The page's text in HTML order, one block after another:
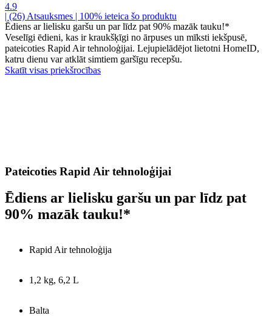
4.9
| (26) Atsauksmes | 100% ieteica šo produktu
Ēdiens ar lielisku garšu un par līdz pat 90% mazāk tauku!*
Veselīgi ēdieni, kas ir kraukšķīgi no ārpuses un mīksti iekšpusē,
pateicoties Rapid Air tehnoloģijai. Lejupielādējot lietotni HomeID,
katru dienu var atklāt simtiem garšīgu recepšu.
Skatīt visas priekšrocības
Pateicoties Rapid Air tehnoloģijai
Ēdiens ar lielisku garšu un par līdz pat
90% mazāk tauku!*
Rapid Air tehnoloģija
1,2 kg, 6,2 L
Balta